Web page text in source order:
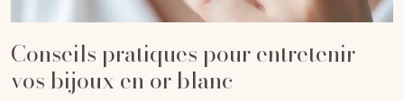
Conseils pratiques pour entretenir
vos bijoux en or blanc